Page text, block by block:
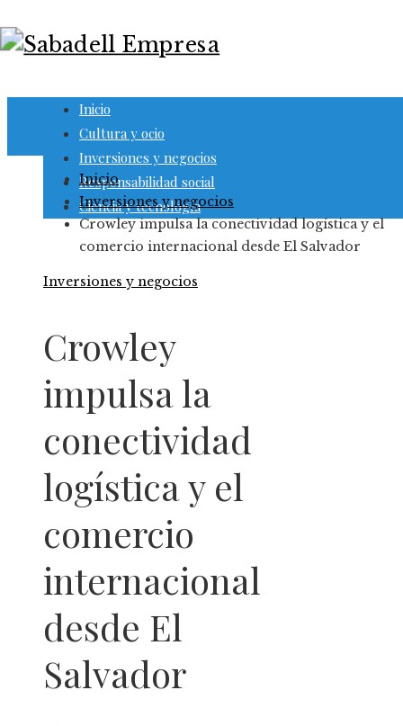
Inicio
Cultura y ocio
Inversiones y negocios
Responsabilidad social
Ciencia y tecnología
Inicio
Inversiones y negocios
Crowley impulsa la conectividad logística y el
comercio internacional desde El Salvador
Inversiones y negocios
Crowley
impulsa la
conectividad
logística y el
comercio
internacional
desde El
Salvador